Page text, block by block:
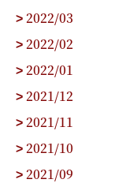
> 2022/03
> 2022/02
> 2022/01
> 2021/12
> 2021/11
> 2021/10
> 2021/09